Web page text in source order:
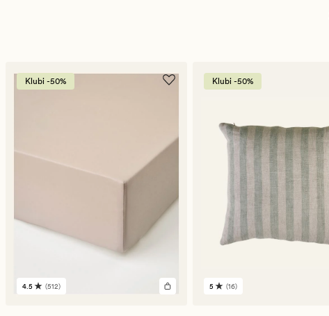
Klubi -50%
512
4.5 (512)
Klubi -50%
16
5 (16)